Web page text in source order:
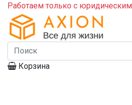
Работаем только с
Корзина